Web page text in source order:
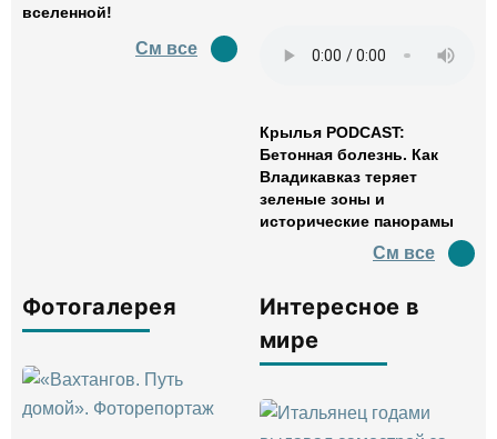
вселенной!
См все
Крылья PODCAST:
Бетонная болезнь. Как
Владикавказ теряет
зеленые зоны и
исторические панорамы
См все
Фотогалерея
Интересное в
мире